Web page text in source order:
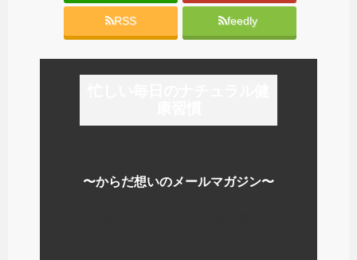
RSS feedly
〜からだ想いのメールマガジン〜